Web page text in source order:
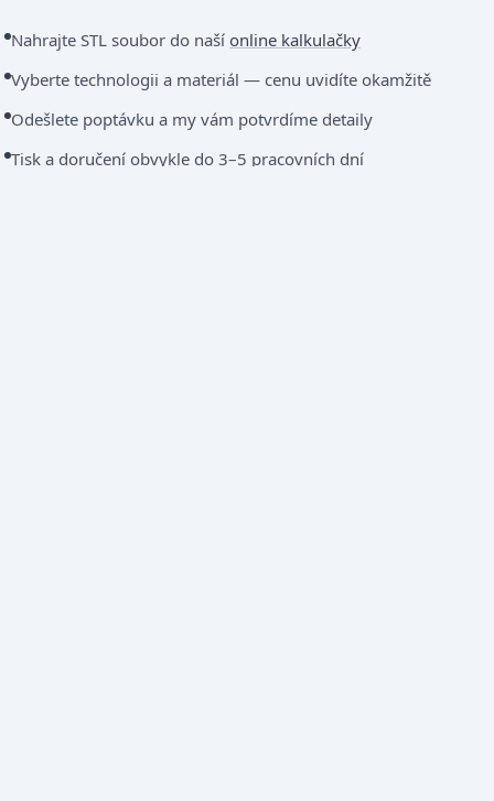
Nahrajte STL soubor do naší online kalkulačky
Vyberte technologii a materiál — cenu uvidíte okamžitě
Odešlete poptávku a my vám potvrdíme detaily
Tisk a doručení obvykle do 3–5 pracovních dní